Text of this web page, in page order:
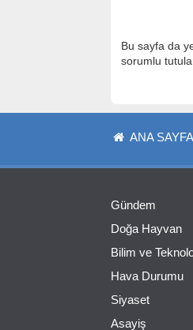
Bu sayfa da
sorumlu
ANA SAYFA
Gündem
Doğa Hayvan
Bilim ve
Hava Durumu
Siyaset
Asayiş